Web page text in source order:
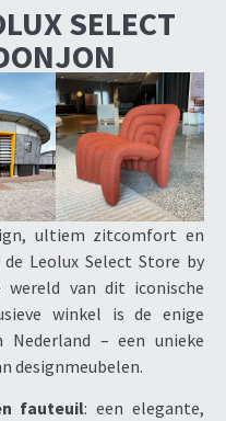
SELECT
ultiem zitcomfort en
de Leolux Select Store by
van dit iconische
winkel is de enige
Nederland – een unieke
designmeubelen.
fauteuil: een elegante,